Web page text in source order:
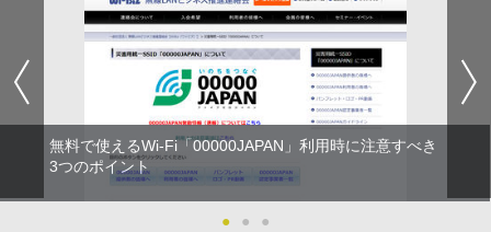
無料で使えるWi-Fi「00000JAPAN」利用時に注意すべき
3つのポイント
● ● ●